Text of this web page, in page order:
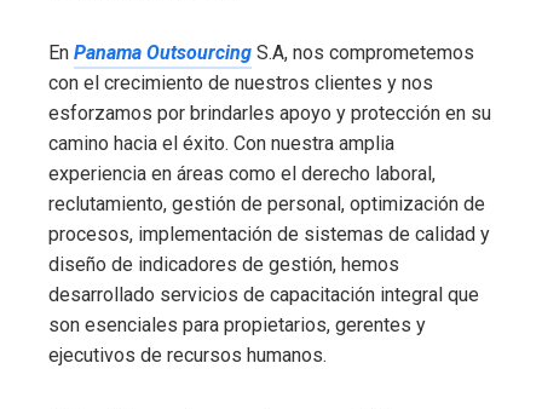
En Panama Outsourcing S.A, nos comprometemos
con el crecimiento de nuestros clientes y nos
esforzamos por brindarles apoyo y protección en su
camino hacia el éxito. Con nuestra amplia
experiencia en áreas como el derecho laboral,
reclutamiento, gestión de personal, optimización de
procesos, implementación de sistemas de calidad y
diseño de indicadores de gestión, hemos
desarrollado servicios de capacitación integral que
son esenciales para propietarios, gerentes y
ejecutivos de recursos humanos.